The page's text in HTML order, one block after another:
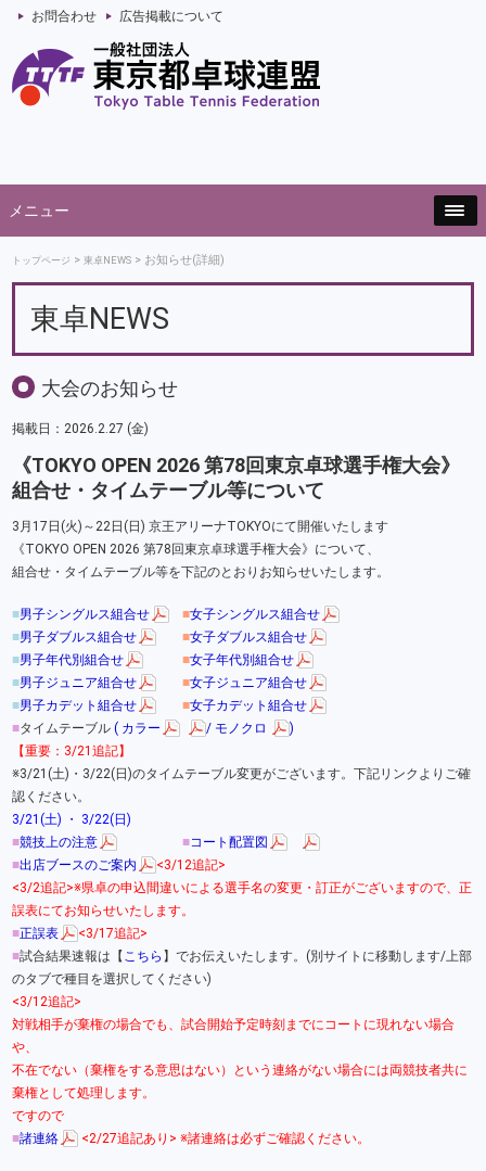
お問合わせ 広告掲載について
メニュー
トップページ 東卓NEWS お知らせ(詳細)
東卓NEWS
大会のお知らせ
掲載日：2026.2.27 (金)
《TOKYO OPEN 2026 第78回東京卓球選手権大会》
組合せ・タイムテーブル等について
3月17日(火)～22日(日) 京王アリーナTOKYOにて開催いたします
《TOKYO OPEN 2026 第78回東京卓球選手権大会》について、
組合せ・タイムテーブル等を下記のとおりお知らせいたします。
■男子シングルス組合せ ■女子シングルス組合せ
■男子ダブルス組合せ ■女子ダブルス組合せ
■男子年代別組合せ ■女子年代別組合せ
■男子ジュニア組合せ ■女子ジュニア組合せ
■男子カデット組合せ ■女子カデット組合せ
■タイムテーブル ( カラー / モノクロ
)
【重要：3/21追記】
※3/21(土)・3/22(日)のタイムテーブル変更がございます。下記リンクよりご確
認ください。
3/21(土) ・ 3/22(日)
■競技上の注意 ■コート配置図
■出店ブースのご案内
<3/12追記>
<3/2追記>※県卓の申込間違いによる選手名の変更・訂正がございますので、正
誤表にてお知らせいたします。
■正誤表
<3/17追記>
■試合結果速報は【 こちら 】でお伝えいたします。(別サイトに移動します/上部
のタブで種目を選択してください)
<3/12追記>
対戦相手が棄権の場合でも、試合開始予定時刻までにコートに現れない場合
や、
不在でない（棄権をする意思はない）という連絡がない場合には両競技者共に
棄権として処理します。
ですので
■諸連絡 <2/27追記あり> ※諸連絡は必ずご確認ください。